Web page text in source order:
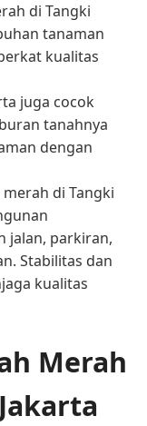
di Tangki
tanaman
kualitas
juga cocok
tanahnya
dengan
di Tangki
jalan, parkiran,
Stabilitas dan
kualitas
Merah